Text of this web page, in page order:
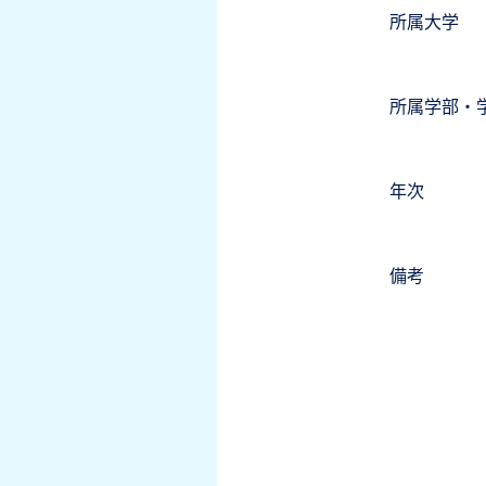
所属大学
所属学部・
年次
備考